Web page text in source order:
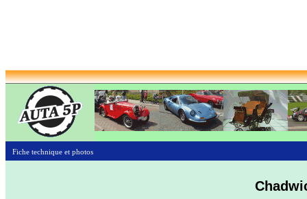
Fiche technique et photos